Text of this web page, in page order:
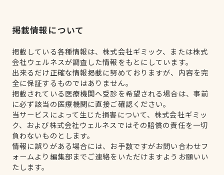
掲載情報について
掲載している各種情報は、株式会社ギミック、または株式
会社ウェルネスが調査した情報をもとにしています。
出来るだけ正確な情報掲載に努めておりますが、内容を完
全に保証するものではありません。
掲載されている医療機関へ受診を希望される場合は、事前
に必ず該当の医療機関に直接ご確認ください。
当サービスによって生じた損害について、株式会社ギミッ
ク、および株式会社ウェルネスではその賠償の責任を一切
負わないものとします。
情報に誤りがある場合には、お手数ですがお問い合わせフ
ォームより編集部までご連絡をいただけますようお願いい
たします。